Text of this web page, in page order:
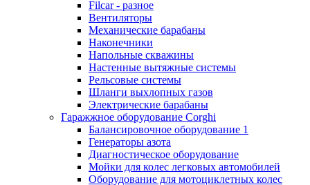
Filcar - разное
Вентиляторы
Механические барабаны
Наконечники
Напольные скважины
Настенные вытяжные системы
Рельсовые системы
Шланги выхлопных газов
Электрические барабаны
Гаражжное оборудование Corghi
Балансировочное оборудование 1
Генераторы азота
Диагностическое оборудование
Мойки для колес легковых автомобилей
Оборудование для мотоциклетных колес